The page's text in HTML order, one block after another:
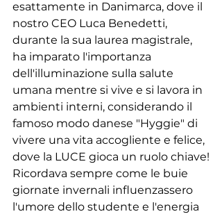
esattamente in Danimarca, dove il
nostro CEO Luca Benedetti,
durante la sua laurea magistrale,
ha imparato l'importanza
dell'illuminazione sulla salute
umana mentre si vive e si lavora in
ambienti interni, considerando il
famoso modo danese "Hyggie" di
vivere una vita accogliente e felice,
dove la LUCE gioca un ruolo chiave!
Ricordava sempre come le buie
giornate invernali influenzassero
l'umore dello studente e l'energia